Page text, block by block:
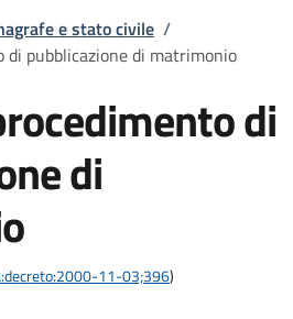
e stato civile /
di pubblicazione di matrimonio
di
di
11-03;396)